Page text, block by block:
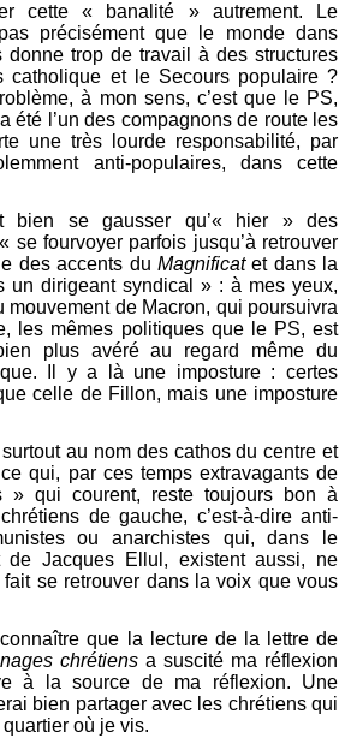
cette « banalité » autrement. Le
précisément que le monde dans
donne trop de travail à des structures
catholique et le Secours populaire ?
à mon sens, c’est que le PS,
été l’un des compagnons de route les
une très lourde responsabilité, par
anti-populaires, dans cette
bien se gausser qu’« hier » des
se fourvoyer parfois jusqu’à retrouver
des accents du Magnificatet dans la
un dirigeant syndical » : à mes yeux,
mouvement de Macron, qui poursuivra
les mêmes politiques que le PS, est
plus avéré au regard même du
Il y a là une imposture : certes
celle de Fillon, mais une imposture
au nom des cathos du centre et
qui, par ces temps extravagants de
» qui courent, reste toujours bon à
de gauche, c’est-à-dire anti-
ou anarchistes qui, dans le
de Jacques Ellul, existent aussi, ne
se retrouver dans la voix que vous
que la lecture de la lettre de
chrétiens a suscité ma réflexion
à la source de ma réflexion. Une
bien partager avec les chrétiens qui
où je vis.